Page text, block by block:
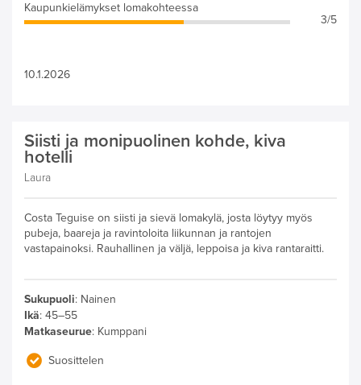
Kaupunkielämykset lomakohteessa
3/5
10.1.2026
Siisti ja monipuolinen kohde, kiva
hotelli
Laura
Costa Teguise on siisti ja sievä lomakylä, josta löytyy myös
pubeja, baareja ja ravintoloita liikunnan ja rantojen
vastapainoksi. Rauhallinen ja väljä, leppoisa ja kiva rantaraitti.
Sukupuoli: Nainen
Ikä: 45–55
Matkaseurue: Kumppani
Suosittelen